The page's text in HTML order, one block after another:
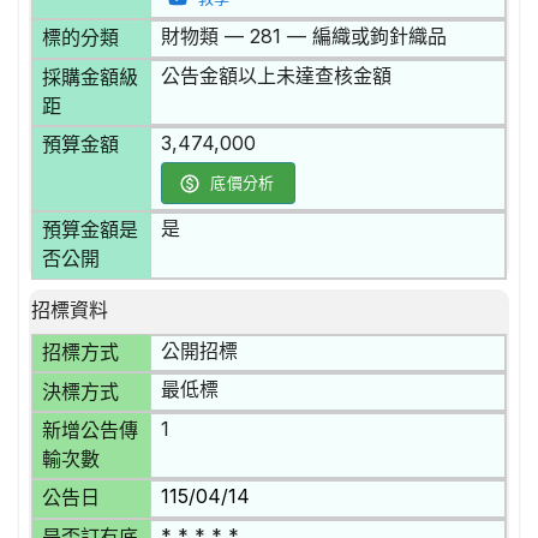
標的分類 財物類 — 281 — 編織或鉤針織品
採購金額級
距
公告金額以上未達查核金額
預算金額 3,474,000
底價分析
預算金額是
否公開
是
招標資料
招標方式
公開招標
決標方式 最低標
新增公告傳
輸次數
1
公告日 115/04/14